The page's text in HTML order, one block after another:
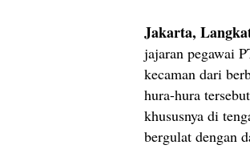
Jakarta,
jajaran pegawai
kecaman dari
hura-hura
khususnya di
bergulat dengan